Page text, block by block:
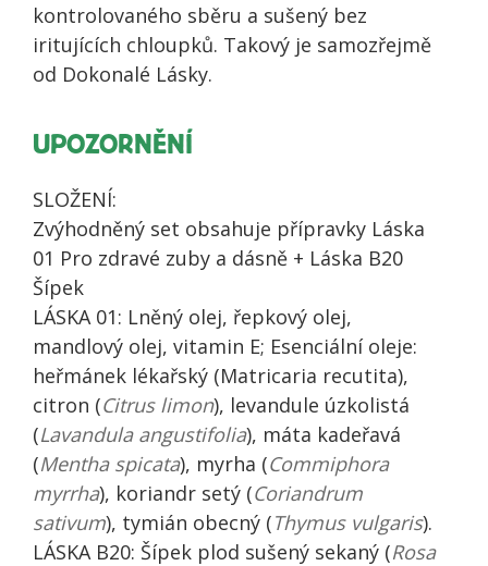
kontrolovaného sběru a sušený bez
iritujících chloupků. Takový je samozřejmě
od Dokonalé Lásky.
UPOZORNĚNÍ
SLOŽENÍ:
Zvýhodněný set obsahuje přípravky Láska
01 Pro zdravé zuby a dásně + Láska B20
Šípek
LÁSKA 01: Lněný olej, řepkový olej,
mandlový olej, vitamin E; Esenciální oleje:
heřmánek lékařský (Matricaria recutita),
citron (Citrus limon), levandule úzkolistá
(Lavandula angustifolia), máta kadeřavá
(Mentha spicata), myrha (Commiphora
myrrha), koriandr setý (Coriandrum
sativum), tymián obecný (Thymus vulgaris).
LÁSKA B20: Šípek plod sušený sekaný (Rosa